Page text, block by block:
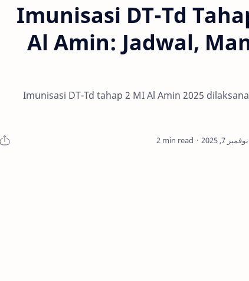
Imunisasi DT-Td
Al Amin: Jadwal,
Imunisasi DT-Td tahap 2 MI Al Amin 2025
2 min read